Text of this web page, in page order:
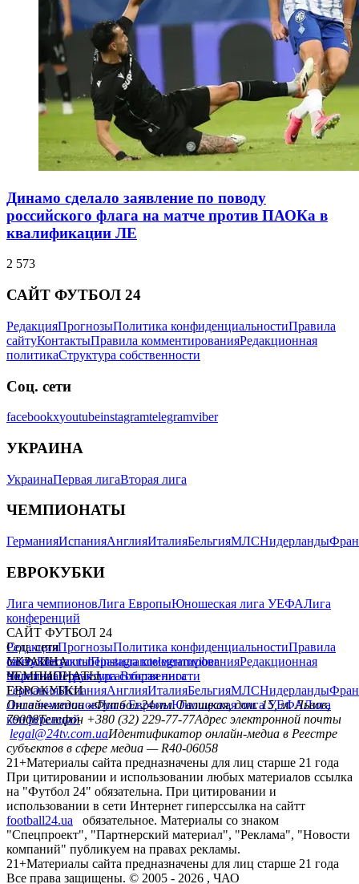
Динамо сделало заявление по поводу
российского флага на матче против ПАОКа в
квалификации ЛЕ
2 573
САЙТ ФУТБОЛ 24
РедакцияПрогнозыПолитика конфиденциальностиПравила
сайтуКонтактыПравила комментированияРедакционная
политикаСтруктура собственности
Соц. сети
facebookxyoutubeinstagramtelegramviber
УКРАИНА
УкраинаПервая лигаВторая лига
ЧЕМПИОНАТЫ
ГерманияИспанияАнглияИталияБельгияМЛСНидерланды
ЕВРОКУБКИ
Лига чемпионовЛига ЕвропыЮношеская лига УЕФАЛига
конференций
САЙТ ФУТБОЛ 24
РедакцияПрогнозыПолитика конфиденциальностиПравила
сайтуКонтактыПравила комментированияРедакционная
политикаСтруктура собственности
Соц. сети
facebookxyoutubeinstagramtelegramviber
УКРАИНА
УкраинаПервая лигаВторая лига
ЧЕМПИОНАТЫ
ГерманияИспанияАнглияИталияБельгияМЛСНидерланды
ЕВРОКУБКИ
Лига чемпионовЛига ЕвропыЮношеская лига УЕФАЛига
конференций
Онлайн-медиа «Футбол 24»пл. Галицкая, дом. 15, м. Львов,
79008Телефон +380 (32) 229-77-77Адрес электронной почты
legal@24tv.com.uaИдентификатор онлайн-медиа в Реестре
субъектов в сфере медиа — R40-06058
21+Материалы сайта предназначены для лиц старше 21 года
При цитировании и использовании любых материалов ссылка
на "Футбол 24" обязательна. При цитировании и
использовании в сети Интернет гиперссылка на сайтт
football24.ua
обязательное. Материалы со знаком
"Спецпроект", "Партнерский материал", "Реклама", "Новости
компаний" публикуем на правах рекламы.
21+Материалы сайта предназначены для лиц старше 21 года
Все права защищены. © 2005 - 2026 , ЧАО